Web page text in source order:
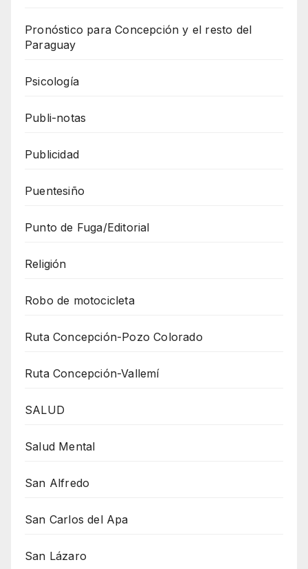
Pronóstico para Concepción y el resto del
Paraguay
Psicología
Publi-notas
Publicidad
Puentesiño
Punto de Fuga/Editorial
Religión
Robo de motocicleta
Ruta Concepción-Pozo Colorado
Ruta Concepción-Vallemí
SALUD
Salud Mental
San Alfredo
San Carlos del Apa
San Lázaro